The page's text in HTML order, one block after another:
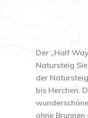
Der „Half
Natursteig
der
bis Herchen.
ohne